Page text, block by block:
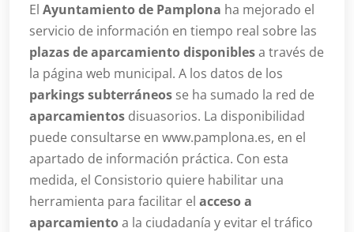
El Ayuntamiento de Pamplona ha mejorado el
servicio de información en tiempo real sobre las
plazas de aparcamiento disponiblesa través de
la página web municipal. A los datos de los
parkings subterráneos se ha sumado la red de
aparcamientos disuasorios. La disponibilidad
puede consultarse en www.pamplona.es, en el
apartado de información práctica. Con esta
medida, el Consistorio quiere habilitar una
herramienta para facilitar el acceso a
aparcamientoa la ciudadanía y evitar el tráfico